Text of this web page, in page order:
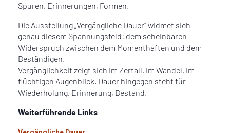
Spuren, Erinnerungen, Formen.
Die Ausstellung „Vergängliche Dauer“ widmet sich
genau diesem Spannungsfeld: dem scheinbaren
Widerspruch zwischen dem Momenthaften und dem
Beständigen.
Vergänglichkeit zeigt sich im Zerfall, im Wandel, im
flüchtigen Augenblick. Dauer hingegen steht für
Wiederholung, Erinnerung, Bestand.
Weiterführende Links